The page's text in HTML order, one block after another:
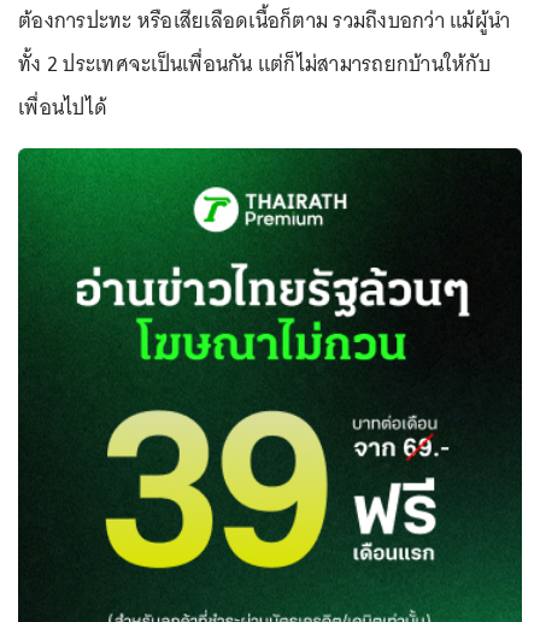
ต้องการปะทะ หรือเสียเลือดเนื้อก็ตาม รวมถึงบอกว่า แม้ผู้นำ
ทั้ง 2 ประเทศจะเป็นเพื่อนกัน แต่ก็ไม่สามารถยกบ้านให้กับ
เพื่อนไปได้